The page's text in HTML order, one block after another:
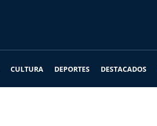
CULTURA DEPORTES DESTACADOS